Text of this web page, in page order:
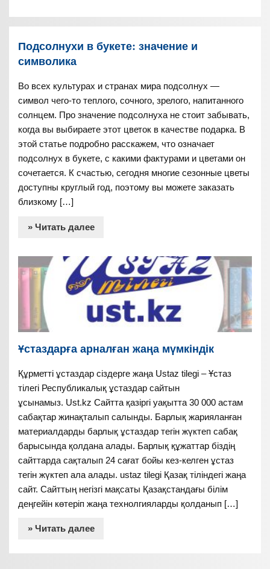
Подсолнухи в букете: значение и
символика
Во всех культурах и странах мира подсолнух —
символ чего-то теплого, сочного, зрелого, напитанного
солнцем. Про значение подсолнуха не стоит забывать,
когда вы выбираете этот цветок в качестве подарка. В
этой статье подробно расскажем, что означает
подсолнух в букете, с какими фактурами и цветами он
сочетается. К счастью, сегодня многие сезонные цветы
доступны круглый год, поэтому вы можете заказать
близкому […]
» Читать далее
Ұстаздарға арналған жаңа мүмкіндік
Құрметті ұстаздар сіздерге жаңа Ustaz tilegi – Ұстаз
тілегі Республикалық ұстаздар сайтын
ұсынамыз. Ust.kz Сайтта қазіргі уақытта 30 000 астам
сабақтар жинақталып салынды. Барлық жарияланған
материалдарды барлық ұстаздар тегін жүктеп сабақ
барысында қолдана алады. Барлық құжаттар біздің
сайттарда сақталып 24 сағат бойы кез-келген ұстаз
тегін жүктеп ала алады. ustaz tilegi Қазақ тіліндегі жаңа
сайт. Сайттың негізгі мақсаты Қазақстандағы білім
деңгейін көтеріп жаңа технолгияларды қолданып […]
» Читать далее